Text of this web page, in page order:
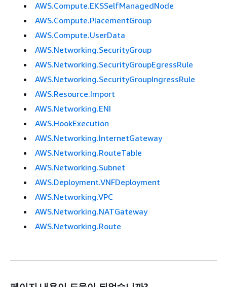
AWS.Compute.EKSSelfManagedNode
AWS.Compute.PlacementGroup
AWS.Compute.UserData
AWS.Networking.SecurityGroup
AWS.Networking.SecurityGroupEgressRule
AWS.Networking.SecurityGroupIngressRule
AWS.Resource.Import
AWS.Networking.ENI
AWS.HookExecution
AWS.Networking.InternetGateway
AWS.Networking.RouteTable
AWS.Networking.Subnet
AWS.Deployment.VNFDeployment
AWS.Networking.VPC
AWS.Networking.NATGateway
AWS.Networking.Route